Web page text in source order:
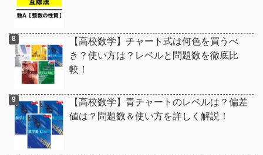
【高校数学】チャート式は何色を買うべ
き？使い方は？レベルと問題数を徹底比
較！
【高校数学】青チャートのレベルは？偏差
値は？問題数＆使い方を詳しく解説！